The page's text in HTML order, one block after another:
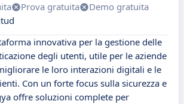
Prova gratuita
Demo gratuita
innovativa per la gestione delle
degli utenti, utile per le aziende
le loro interazioni digitali e le
Con un forte focus sulla sicurezza e
offre soluzioni complete per